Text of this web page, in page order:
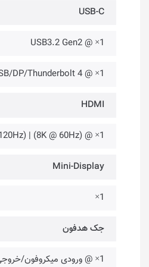
USB-C
1× @ USB3.2 Gen2
1× @ USB/DP/Thunderbolt 4
HDMI
1× @ (8K @ 60Hz) | (4K @ 120Hz)
Mini-Display
1×
جک هدفون
1× @ ورودی میکروفون/خروجی هدفون